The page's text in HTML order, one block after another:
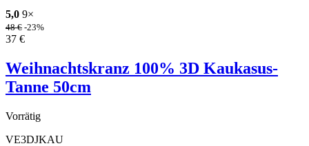
5,0 9×
48€ -23%
37 €
Weihnachtskranz 100% 3D Kaukasus-
Tanne 50cm
Vorrätig
VE3DJKAU